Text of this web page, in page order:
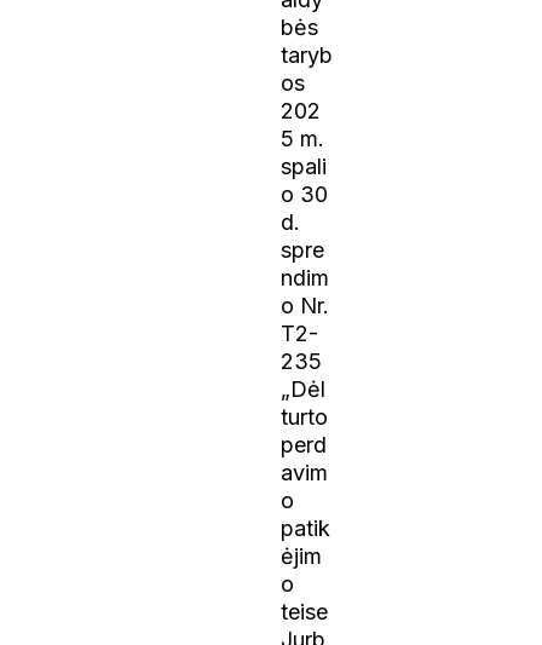
bės
taryb
os
202
5 m.
spali
o 30
d.
spre
ndim
o Nr.
T2-
235
„Dėl
turto
perd
avim
o
patik
ėjim
o
teise
Jurb